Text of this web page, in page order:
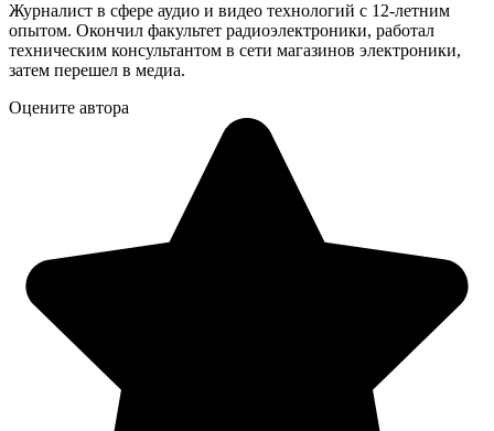
Журналист в сфере аудио и видео технологий с 12-летним
опытом. Окончил факультет радиоэлектроники, работал
техническим консультантом в сети магазинов электроники,
затем перешел в медиа.
Оцените автора